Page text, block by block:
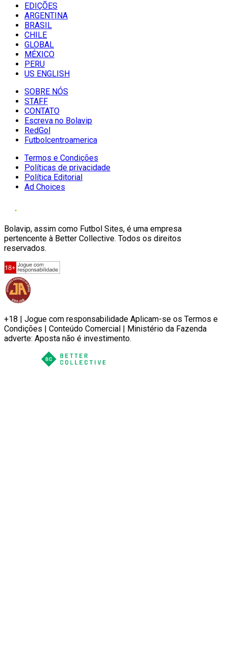
EDIÇÕES
ARGENTINA
BRASIL
CHILE
GLOBAL
MÉXICO
PERU
US ENGLISH
SOBRE NÓS
STAFF
CONTATO
Escreva no Bolavip
RedGol
Futbolcentroamerica
Termos e Condições
Políticas de privacidade
Política Editorial
Ad Choices
Bolavip, assim como Futbol Sites, é uma empresa
pertencente à Better Collective. Todos os direitos
reservados.
+18 | Jogue com responsabilidade Aplicam-se os Termos e
Condições | Conteúdo Comercial | Ministério da Fazenda
adverte: Aposta não é investimento.